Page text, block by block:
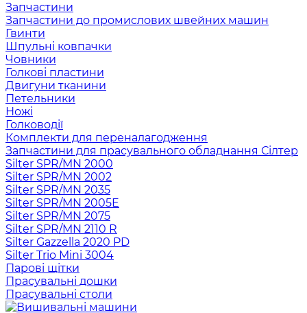
Запчастини
Запчастини до промислових швейних машин
Гвинти
Шпульні ковпачки
Човники
Голкові пластини
Двигуни тканини
Петельники
Ножі
Голководії
Комплекти для переналагодження
Запчастини для прасувального обладнання Сілтер
Silter SPR/MN 2000
Silter SPR/MN 2002
Silter SPR/MN 2035
Silter SPR/MN 2005E
Silter SPR/MN 2075
Silter SPR/MN 2110 R
Silter Gazzella 2020 PD
Silter Trio Mini 3004
Парові щітки
Прасувальні дошки
Прасувальні столи